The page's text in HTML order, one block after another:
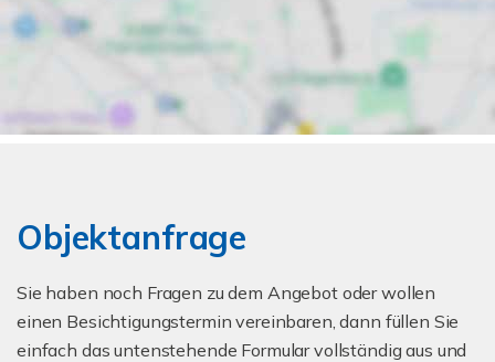
Objektanfrage
Sie haben noch Fragen zu dem Angebot oder wollen
einen Besichtigungstermin vereinbaren, dann füllen Sie
einfach das untenstehende Formular vollständig aus und